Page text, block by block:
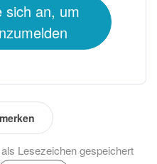
sich an, um
Lesezeichen gespeichert